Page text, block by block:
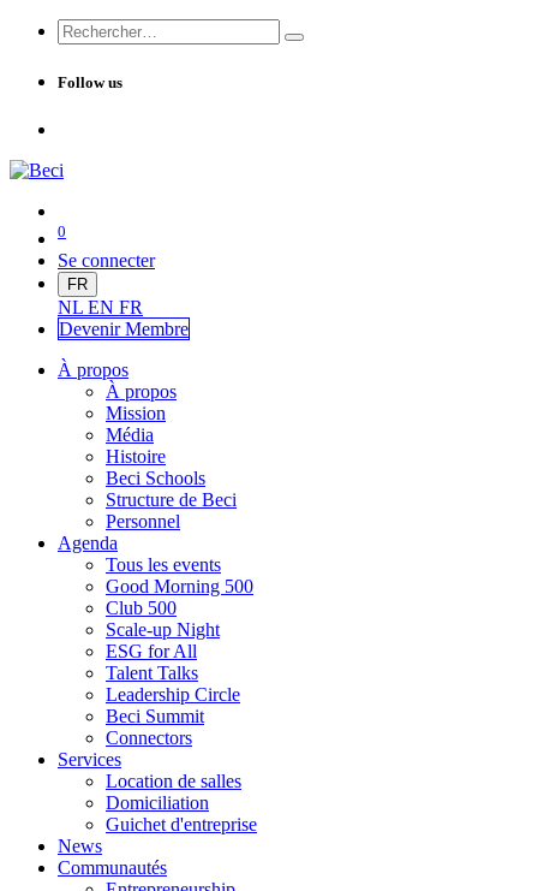
Follow us
0
Se connecter
FR
NL EN FR
Devenir Membre
À propos
À propos
Mission
Média
Histoire
Beci Schools
Structure de Beci
Personnel
Agenda
Tous les events
Good Morning 500
Club 500
Scale-up Night
ESG for All
Talent Talks
Leadership Circle
Beci Summit
Connectors
Services
Location de salles
Domiciliation
Guichet d'entreprise
News
Communautés